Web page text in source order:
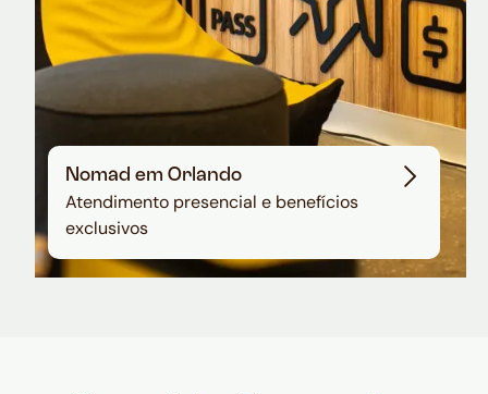
Nomad em Orlando
Atendimento presencial e benefícios
exclusivos